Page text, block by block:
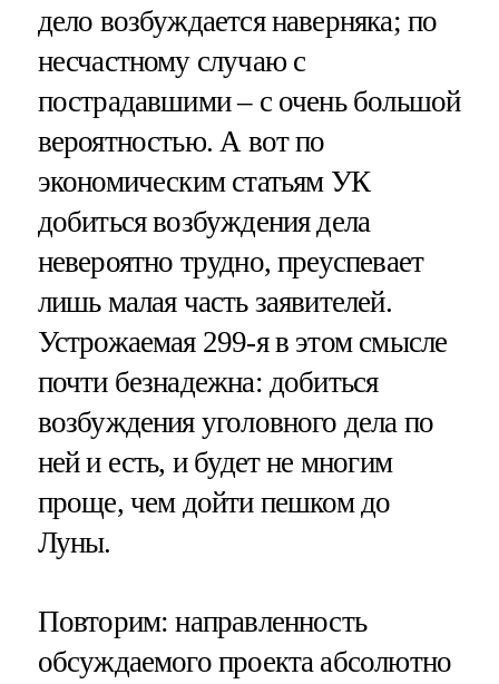
дело возбуждается наверняка; по
несчастному случаю с
пострадавшими – с очень большой
вероятностью. А вот по
экономическим статьям УК
добиться возбуждения дела
невероятно трудно, преуспевает
лишь малая часть заявителей.
Устрожаемая 299-я в этом смысле
почти безнадежна: добиться
возбуждения уголовного дела по
ней и есть, и будет не многим
проще, чем дойти пешком до
Луны.
Повторим: направленность
обсуждаемого проекта абсолютно